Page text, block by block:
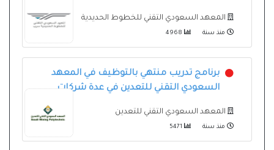
المعهد السعودي التقني للخطوط الحديدية
منذ سنة
برنامج تدريب منتهي بالتوظيف في المعهد
السعودي التقني للتعدين في عدة شركات
المعهد السعودي التقني للتعدين
منذ سنة